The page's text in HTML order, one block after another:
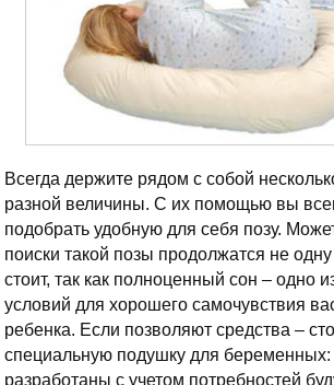
Всегда держите рядом с собой
разной величины. С их помощью вы
подобрать удобную для себя позу.
поиски такой позы продолжатся не одну
стоит, так как полноценный сон – одно
условий для хорошего самочувствия
ребенка. Если позволяют средства –
специальную подушку для беременных:
разработаны с учетом потребностей